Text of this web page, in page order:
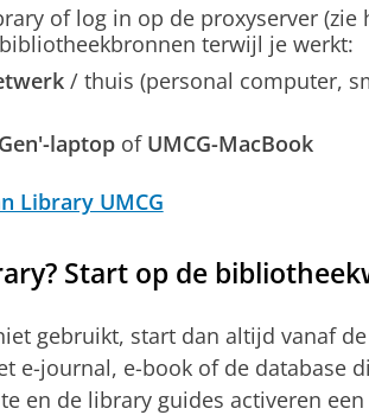
of log in op de proxyserver (zie
terwijl je werkt:
/ thuis (personal computer,
laptopof UMCG-MacBook
Library UMCG
Start op de
gebruikt, start dan altijd vanaf de
e-journal, e-book of de database
en de library guides activeren